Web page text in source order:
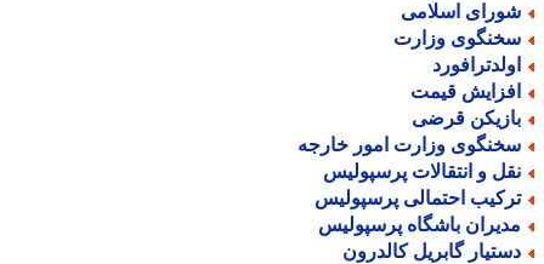
اسلامی
وزارت
قیمت
قرضی
وزارت امور خارجه
و انتقالات پرسپولیس
احتمالی پرسپولیس
باشگاه پرسپولیس
گابریل کالدرون